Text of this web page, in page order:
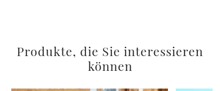
Produkte, die Sie interessieren
können